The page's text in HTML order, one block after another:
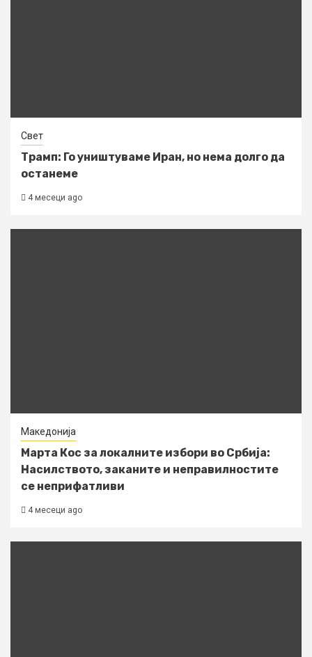
Свет
Трамп: Го уништуваме Иран, но нема долго да
останеме
4 месеци ago
Македонија
Марта Кос за локалните избори во Србија:
Насилството, заканите и неправилностите
се неприфатливи
4 месеци ago